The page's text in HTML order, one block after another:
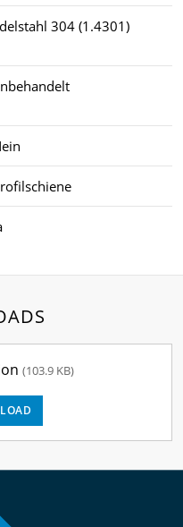
304 (1.4301)
(103.9 KB)